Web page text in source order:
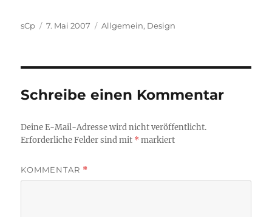
Autor
sCp
Veröffentlicht
7. Mai 2007 Kategorien
Allgemein, Design
Schreibe einen Kommentar
Deine E-Mail-Adresse wird nicht veröffentlicht.
Erforderliche Felder sind mit *markiert
KOMMENTAR *